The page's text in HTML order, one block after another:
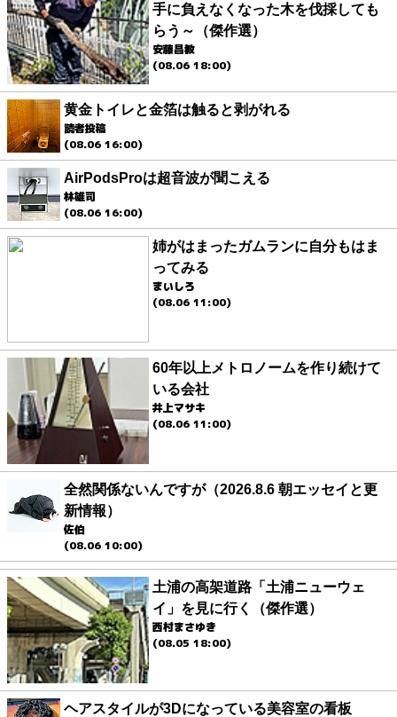
手に負えなくなった木を伐採しても
らう～（傑作選）
安藤昌教
(08.06 18:00)
黄金トイレと金箔は触ると剥がれる
読者投稿
(08.06 16:00)
AirPodsProは超音波が聞こえる
林雄司
(08.06 16:00)
姉がはまったガムランに自分もはま
ってみる
まいしろ
(08.06 11:00)
60年以上メトロノームを作り続けて
いる会社
井上マサキ
(08.06 11:00)
全然関係ないんですが（2026.8.6 朝エッセイと更
新情報）
佐伯
(08.06 10:00)
土浦の高架道路「土浦ニューウェ
イ」を見に行く（傑作選）
西村まさゆき
(08.05 18:00)
ヘアスタイルが3Dになっている美容室の看板